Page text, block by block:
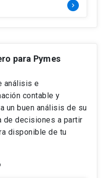
keyboard_arrow_right
para Pymes
análisis e
contable y
un buen análisis de su
de decisiones a partir
disponible de tu